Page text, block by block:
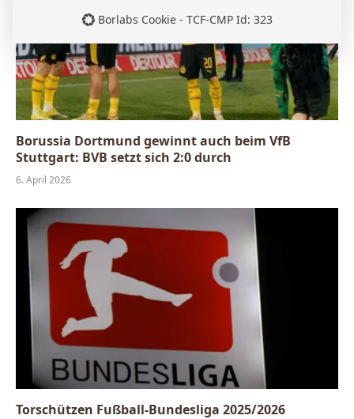
Borussia Dortmund gewinnt auch beim VfB
Stuttgart: BVB setzt sich 2:0 durch
6. April 2026
Torschützen Fußball-Bundesliga 2025/2026
Borlabs Cookie - TCF-CMP Id: 323